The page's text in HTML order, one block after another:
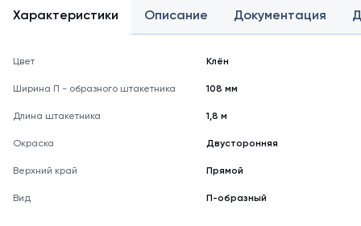
Характеристики Описание Документация
Цвет Клён
Ширина П - образного штакетника 108 мм
Длина штакетника 1,8 м
Окраска Двусторонняя
Верхний край Прямой
Вид П-образный